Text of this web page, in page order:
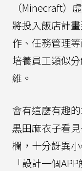
（Minecraft）
將投入飯店計
作、任務管理
培養員工類似
維。
會有這麼有趣
黒田麻衣子看
欄，十分訝異
「設計一個